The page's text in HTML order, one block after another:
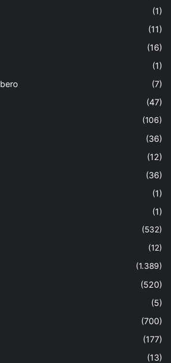
(1)
(11)
(16)
(1)
(7)
(47)
(106)
(36)
(12)
(36)
(1)
(1)
(532)
(12)
(1.389)
(520)
(5)
(700)
(177)
(13)